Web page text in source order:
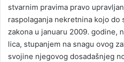
stvarnim pravima pravo
raspolaganja nekretnina kojo do
zakona u januaru 2009. godine,
lica, stupanjem na snagu ovog
svojine njegovog dosadašnjeg